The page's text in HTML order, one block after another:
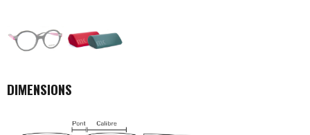
DIMENSIONS